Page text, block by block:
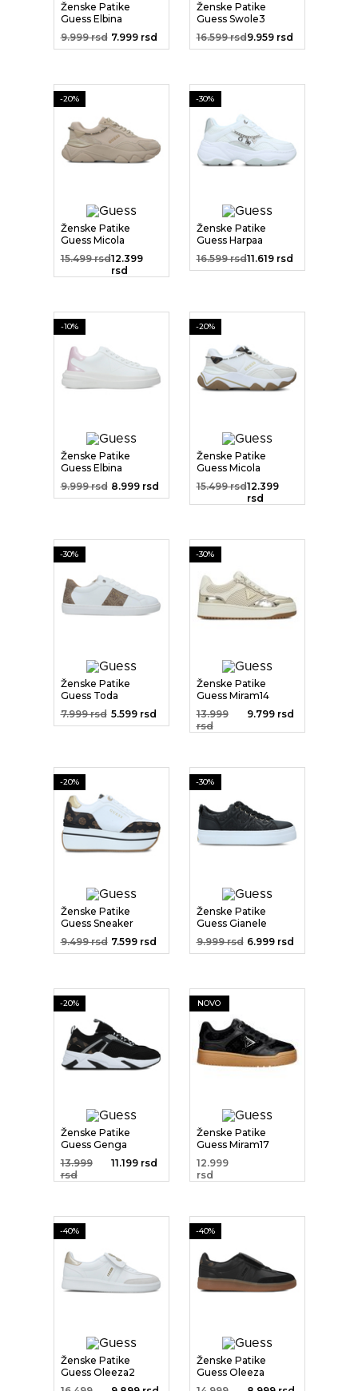
Ženske Patike
Guess Elbina
9.999 rsd 7.999 rsd
Ženske Patike
Guess Swole3
16.599 rsd9.959 rsd
Ženske Patike
Guess Micola
15.499 rsd12.399
rsd
-20%
Ženske Patike
Guess Harpaa
16.599 rsd11.619 rsd
-30%
Ženske Patike
Guess Elbina
9.999 rsd 8.999 rsd
-10%
Ženske Patike
Guess Micola
15.499 rsd12.399
rsd
-20%
Ženske Patike
Guess Toda
7.999 rsd 5.599 rsd
-30%
Ženske Patike
Guess Miram14
13.999
rsd
9.799 rsd
-30%
Ženske Patike
Guess Sneaker
9.499 rsd 7.599 rsd
-20%
Ženske Patike
Guess Gianele
Sneaker Cups...
9.999 rsd 6.999 rsd
-30%
Ženske Patike
Guess Genga
13.999
rsd
11.199 rsd
-20%
Ženske Patike
Guess Miram17
12.999
rsd
NOVO
Ženske Patike
Guess Oleeza2
-40%
Ženske Patike
Guess Oleeza
-40%